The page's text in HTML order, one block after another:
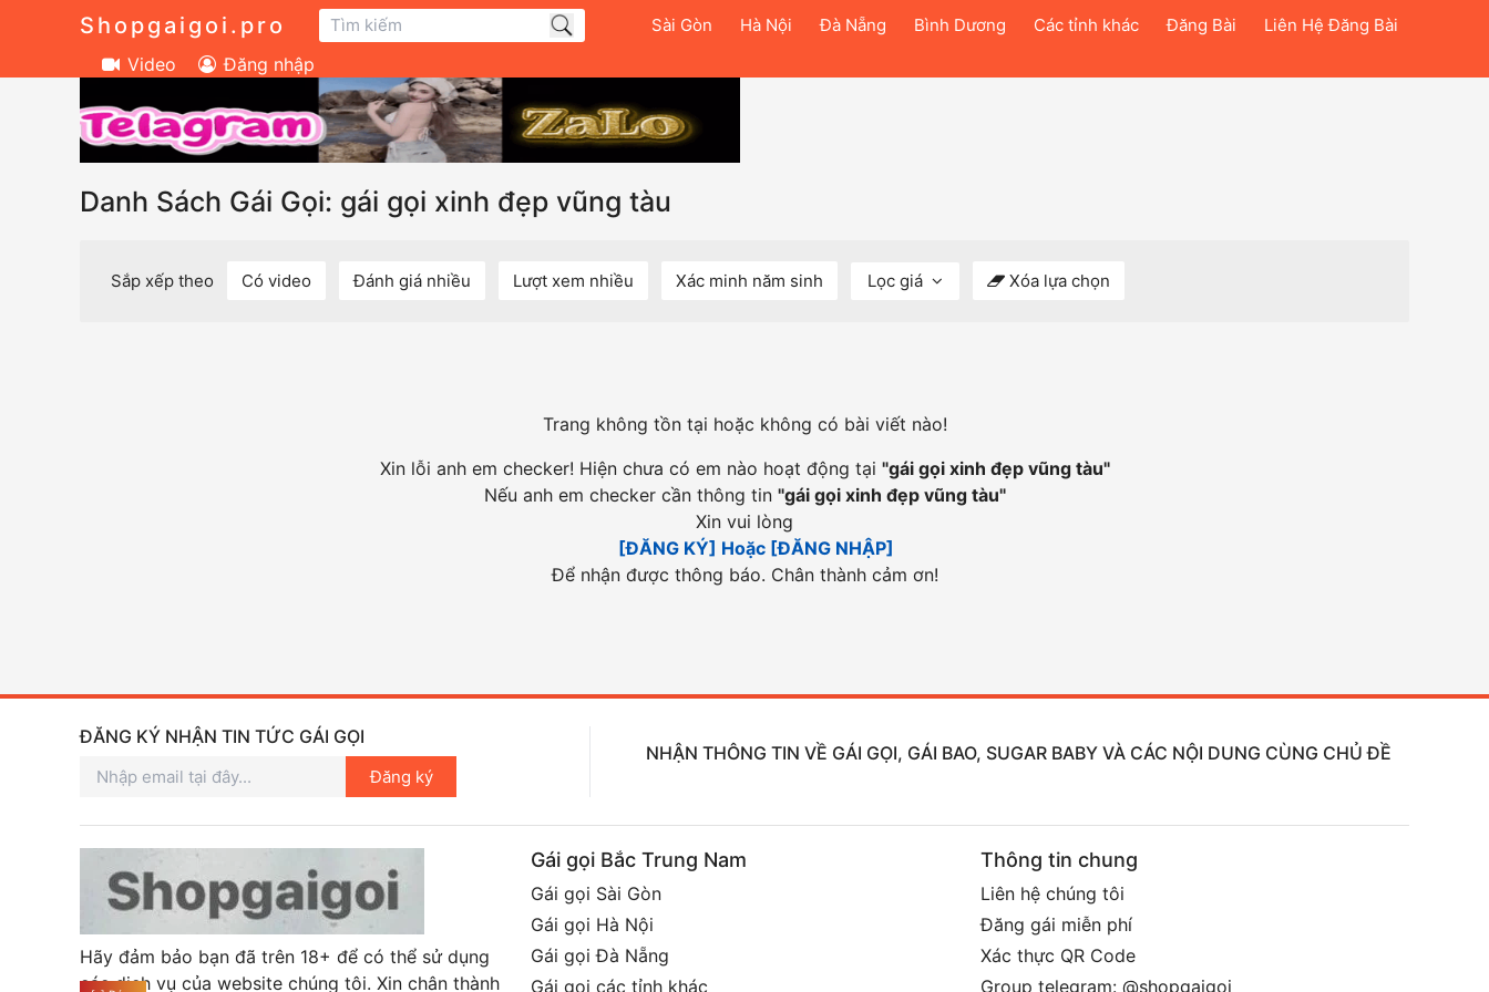
Shopgaigoi.pro Sài Gòn Hà Nội Đà Nẵng Bình Dương Các tỉnh khác Đăng Bài Liên Hệ Đăng Bài
Video Đăng nhập
Danh Sách Gái Gọi: gái gọi xinh đẹp vũng tàu
Sắp xếp theo Có video Đánh giá nhiều Lượt xem nhiều Xác minh năm sinh Lọc giá Xóa lựa chọn
Trang không tồn tại hoặc không có bài viết nào!
Xin lỗi anh em checker! Hiện chưa có em nào hoạt động tại "gái gọi xinh đẹp vũng tàu"
Nếu anh em checker cần thông tin "gái gọi xinh đẹp vũng tàu"
Xin vui lòng
[ĐĂNG KÝ] Hoặc [ĐĂNG NHẬP]
Để nhận được thông báo. Chân thành cảm ơn!
ĐĂNG KÝ NHẬN TIN TỨC GÁI GỌI
Đăng ký
NHẬN THÔNG TIN VỀ GÁI GỌI, GÁI BAO, SUGAR BABY VÀ CÁC NỘI DUNG CÙNG CHỦ ĐỀ
Hãy đảm bảo bạn đã trên 18+ để có thể sử dụng
các dịch vụ của website chúng tôi. Xin chân thành
Gái gọi Bắc Trung Nam
Gái gọi Sài Gòn
Gái gọi Hà Nội
Gái gọi Đà Nẵng
Gái gọi các tỉnh khác
Thông tin chung
Liên hệ chúng tôi
Đăng gái miễn phí
Xác thực QR Code
Group telegram: @shopgaigoi